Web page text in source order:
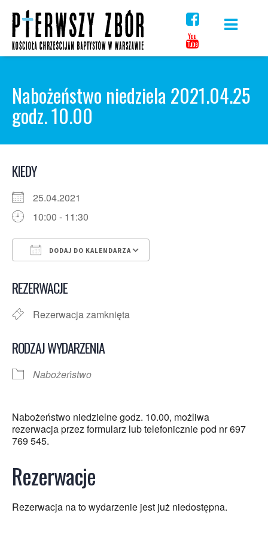
content
Nabożeństwo niedziela 2021.04.25
godz. 10.00
KIEDY
25.04.2021
10:00 - 11:30
DODAJ DO KALENDARZA
REZERWACJE
Rezerwacja zamknięta
RODZAJ WYDARZENIA
Nabożeństwo
Nabożeństwo niedzielne godz. 10.00, możliwa
rezerwacja przez formularz lub telefonicznie pod nr 697
769 545.
Rezerwacje
Rezerwacja na to wydarzenie jest już niedostępna.